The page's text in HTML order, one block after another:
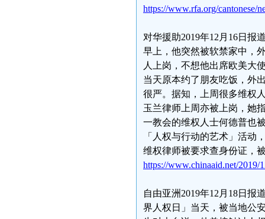
https://www.rfa.org/cantonese/
对华援助2019年12月16日报
早上，他突然被软禁家中，
人上岗，不想他出席欧美大
当天原本约了朋友吃饭，外
很严。据知，上周很多维权
玉兰律师上周亦被上岗，她
一教会的维权人士何德普也
「人权与行动的艺术」活动
维权律师被要求查身份证，
https://www.chinaaid.net/2019/
自由亚洲2019年12月18日报
界人权日」当天，被当地公